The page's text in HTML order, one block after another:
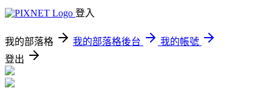
登入
我的部落格 我的部落格後台
我的帳號
登出